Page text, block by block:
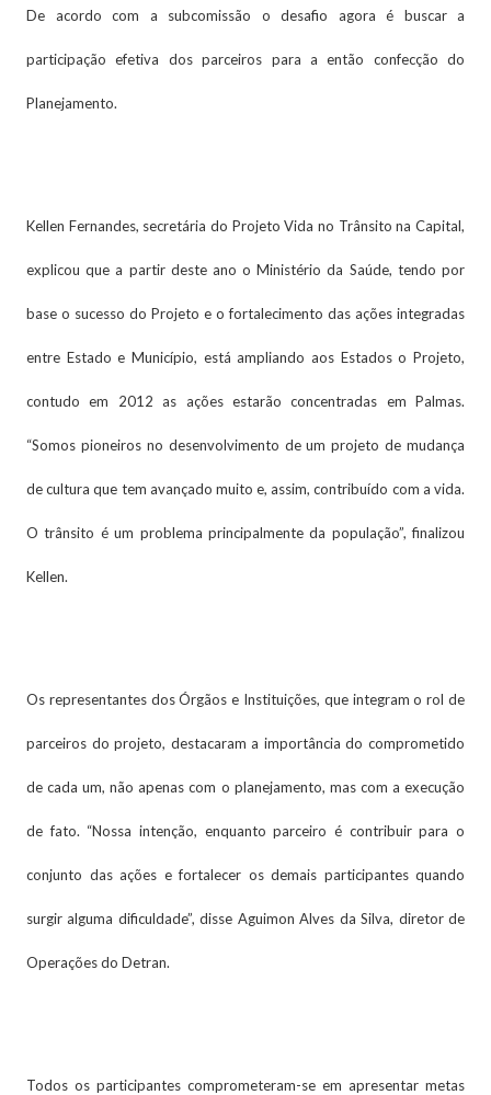
De acordo com a subcomissão o desafio agora é buscar a
participação efetiva dos parceiros para a então confecção do
Planejamento.
Kellen Fernandes, secretária do Projeto Vida no Trânsito na Capital,
explicou que a partir deste ano o Ministério da Saúde, tendo por
base o sucesso do Projeto e o fortalecimento das ações integradas
entre Estado e Município, está ampliando aos Estados o Projeto,
contudo em 2012 as ações estarão concentradas em Palmas.
“Somos pioneiros no desenvolvimento de um projeto de mudança
de cultura que tem avançado muito e, assim, contribuído com a vida.
O trânsito é um problema principalmente da população”, finalizou
Kellen.
Os representantes dos Órgãos e Instituições, que integram o rol de
parceiros do projeto, destacaram a importância do comprometido
de cada um, não apenas com o planejamento, mas com a execução
de fato. “Nossa intenção, enquanto parceiro é contribuir para o
conjunto das ações e fortalecer os demais participantes quando
surgir alguma dificuldade”, disse Aguimon Alves da Silva, diretor de
Operações do Detran.
Todos os participantes comprometeram-se em apresentar metas